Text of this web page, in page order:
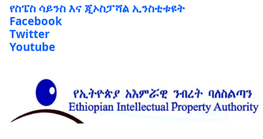
የስፔስ ሳይንስ እና ጂኦስፓሻል ኢንስቲቱዩት
Facebook
Twitter
Youtube